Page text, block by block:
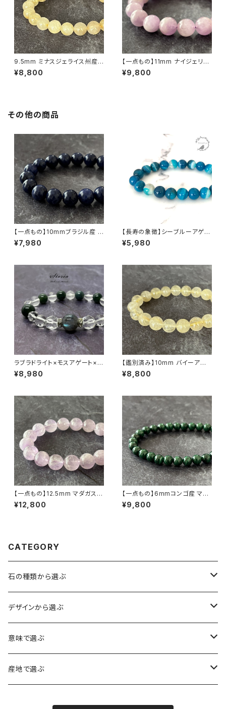
9.5mm ミナスジェライス州産
ゴールデン ルチルクォーツ ブレ
スレット【鑑別済み・画像現物・R
¥8,800
【一点もの】11mm ナイジェリア
産 クンツァイト（リシア輝石）ブ
レスレット【鑑別済み】
¥9,800
その他の商品
【一点もの】10mmブラジル産 ソ
ーダライト ブレスレット【鑑別済
み】
¥7,980
【長寿の象徴】シーブルーアゲー
ト（縞メノウ） 8mm珠 ブレスレ
ット
¥5,980
ラブラドライト×モスアゲート×ヒ
マラヤ水晶ブレスレット
¥8,980
【鑑別済み】10mm バイーア州
産 ゴールデン ルチルクォーツ ブ
レスレット【画像現物・RT02】
¥8,800
【一点もの】12.5mm マダガスカ
ル産 ミルキー ラベンダーアメジ
スト（紫水晶）ブレスレット【鑑別
¥12,800
【一点もの】6mmコンゴ産 マラ
カイト ブレスレット【鑑別済み】
¥9,800
CATEGORY
石の種類から選ぶ
水晶（クォーツ）
アイリスクォーツ（虹入り水晶）
ヒマラヤ水晶
ローズクォーツ（紅水晶）
アメジスト（紫水晶）
デザインから選ぶ
龍彫刻（水晶）
龍彫刻（オニキス）
意味で選ぶ
魔除け・厄除け
産地で選ぶ